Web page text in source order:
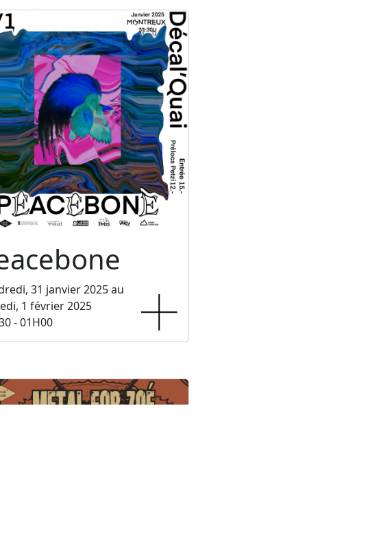
31 janvier 2025 au
1 février 2025
- 01H00